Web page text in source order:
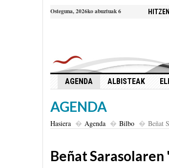
Osteguna, 2026ko abuztuak 6
AGENDA ALBISTEAK
AGENDA
Hasiera Agenda Bilbo Beñat
Beñat